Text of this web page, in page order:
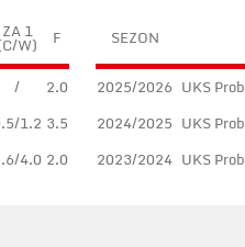
SEZON
2025/2026 UKS
2024/2025 UKS
2023/2024 UKS
ZA 1
W) F
/
2.0
1.2 3.5
4.0 2.0